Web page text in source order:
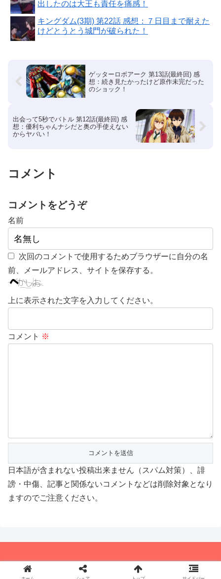
出したのは大王も責任を痛感！
キングダム(3期) 第22話 感想：７日目まで耐えた
けどとうとう城門が破られた！
ゲッターロボアーク 第13話(最終回) 感
想：続き見たかったけど原作未完だった
のショック！
出会って5秒でバトル 第12話(最終回) 感
想：優利ちゃんナシだと奥の手使えない
からヤバい！
コメント
コメントをどうぞ
名前
次回のコメントで使用するためブラウザーに自分の名
前、メールアドレス、サイトを保存する。
上に表示された文字を入力してください。
コメント ※
日本語が含まれない投稿出来ません（スパム対策）、誹
謗・中傷、記事と関係ないコメントなどは削除対象となり
ますのでご注意ください。
© 2015-2026 アニメつぶやき速報‼︎.